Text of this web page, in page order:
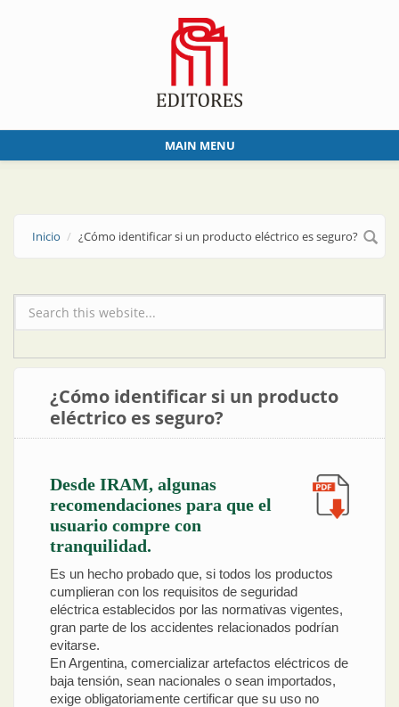
MAIN MENU
Inicio ¿Cómo identificar si un producto eléctrico es seguro?
Formulario de búsqueda
¿Cómo identificar si un producto
eléctrico es seguro?
Desde IRAM, algunas
recomendaciones para que el
usuario compre con
tranquilidad.
Es un hecho probado que, si todos los productos
cumplieran con los requisitos de seguridad
eléctrica establecidos por las normativas vigentes,
gran parte de los accidentes relacionados podrían
evitarse.
En Argentina, comercializar artefactos eléctricos de
baja tensión, sean nacionales o sean importados,
exige obligatoriamente certificar que su uso no